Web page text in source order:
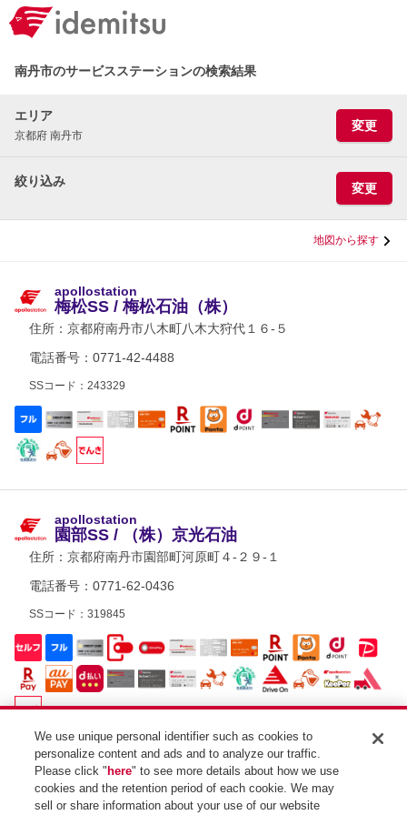
南丹市のサービスステーションの検索結果
エリア
京都府 南丹市
変更
絞り込み 変更
地図から探す
apollostation
梅松SS / 梅松石油（株）
住所： 京都府南丹市八木町八木大狩代１６-５
電話番号：0771-42-4488
SSコード：243329
apollostation
園部SS / （株）京光石油
住所： 京都府南丹市園部町河原町４-２９-１
電話番号：0771-62-0436
SSコード：319845
apollostation
美山町SS / 下田石油
We use unique personal identifier such as cookies to
personalize content and ads and to analyze our traffic.
Please click " here" to see more details about how we use
cookies and the retention period of each cookie. We may
sell or share information about your use of our website